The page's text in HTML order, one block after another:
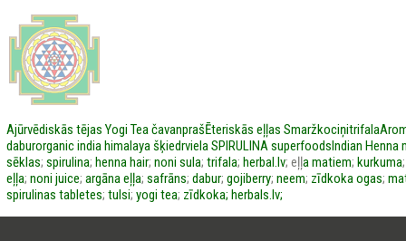
Ajūrvēdiskās tējas Yogi TeačavanprašĒteriskās eļļas Smaržkociņitrifala
daburorganic india himalayašķiedrvielaSPIRULINAsuperfoods Indian Henna
sēklas; spirulina; henna hair; noni sula; trifala; herbal.lv; eļļ a matiem; kurkuma
eļļa; noni juice; argāna eļļa; safrāns; dabur; gojiberry; neem; zīdkoka ogas;
spirulinas tabletes; tulsi; yogi tea; zīdkoka; herbals.lv;